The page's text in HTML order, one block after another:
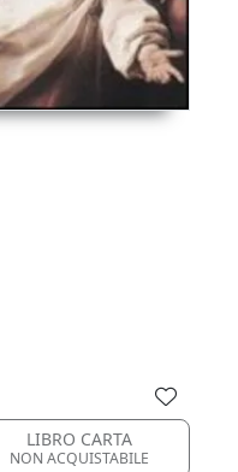
LIBRO CARTA
NON ACQUISTABILE